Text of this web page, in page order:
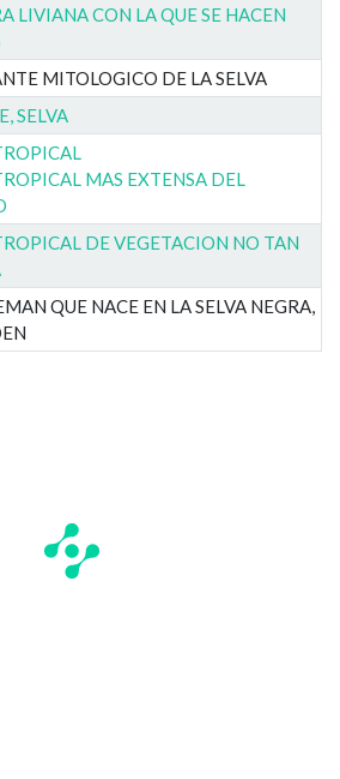
LIVIANA CON LA QUE SE HACEN
MITOLOGICO DE LA SELVA
SELVA
MAS EXTENSA DEL
DE VEGETACION NO TAN
QUE NACE EN LA SELVA NEGRA,